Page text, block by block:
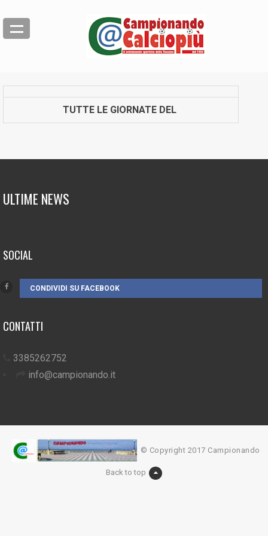
TUTTE LE GIORNATE DEL
ULTIME NEWS
SOCIAL
CONDIVIDI SU FACEBOOK
CONTATTI
3385262752
info@campionando.it
© Copyright 2017 Campionando
Back to top